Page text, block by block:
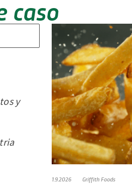
caso
y
1.9.2026 Griffith Foods